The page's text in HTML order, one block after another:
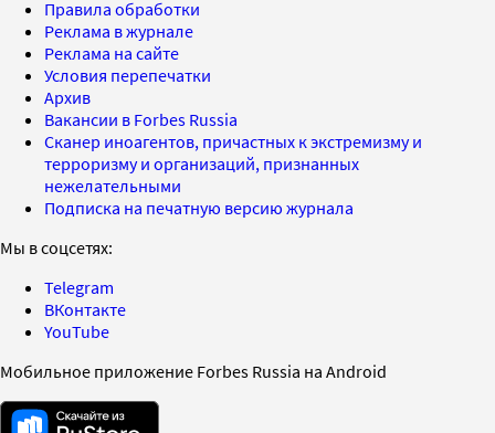
Правила обработки
Реклама в журнале
Реклама на сайте
Условия перепечатки
Архив
Вакансии в Forbes Russia
Сканер иноагентов, причастных к экстремизму и
терроризму и организаций, признанных
нежелательными
Подписка на печатную версию журнала
Мы в соцсетях:
Telegram
ВКонтакте
YouTube
Мобильное приложение Forbes Russia на Android